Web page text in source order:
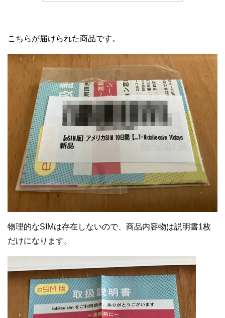
こちらが届けられた商品です。
物理的なSIMは存在しないので、商品内容物は説明書1枚
だけになります。